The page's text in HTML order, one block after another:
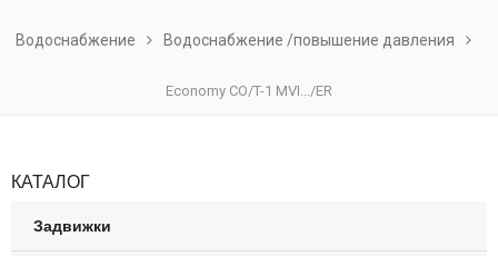
Водоснабжение Водоснабжение /повышение давления
Economy CO/T-1 MVI.../ER
КАТАЛОГ
Задвижки